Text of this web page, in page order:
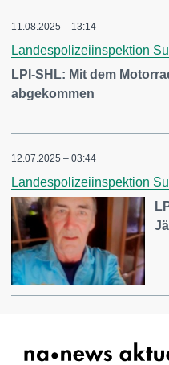
11.08.2025 – 13:14
Landespolizeiinspektion
LPI-SHL: Mit dem
abgekommen
12.07.2025 – 03:44
Landespolizeiinspektion